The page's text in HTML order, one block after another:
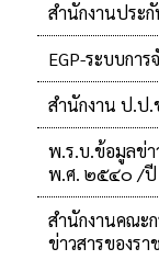
สำนักงานประ
EGP-ระบบกา
สำนักงาน ป.ป.
พ.ร.บ.ข้อมูลข่า
พ.ศ. ๒๕๔๐ /
สำนักงานคณะ
ข่าวสารของรา